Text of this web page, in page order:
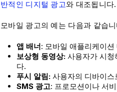
반적인 디지털 광고와 대조됩니다.
모바일 광고의 예는 다음과 같습
앱 배너: 모바일 애플리케이
보상형 동영상: 사용자가 시청
다.
푸시 알림: 사용자의 디바이
SMS 광고: 프로모션이나 서